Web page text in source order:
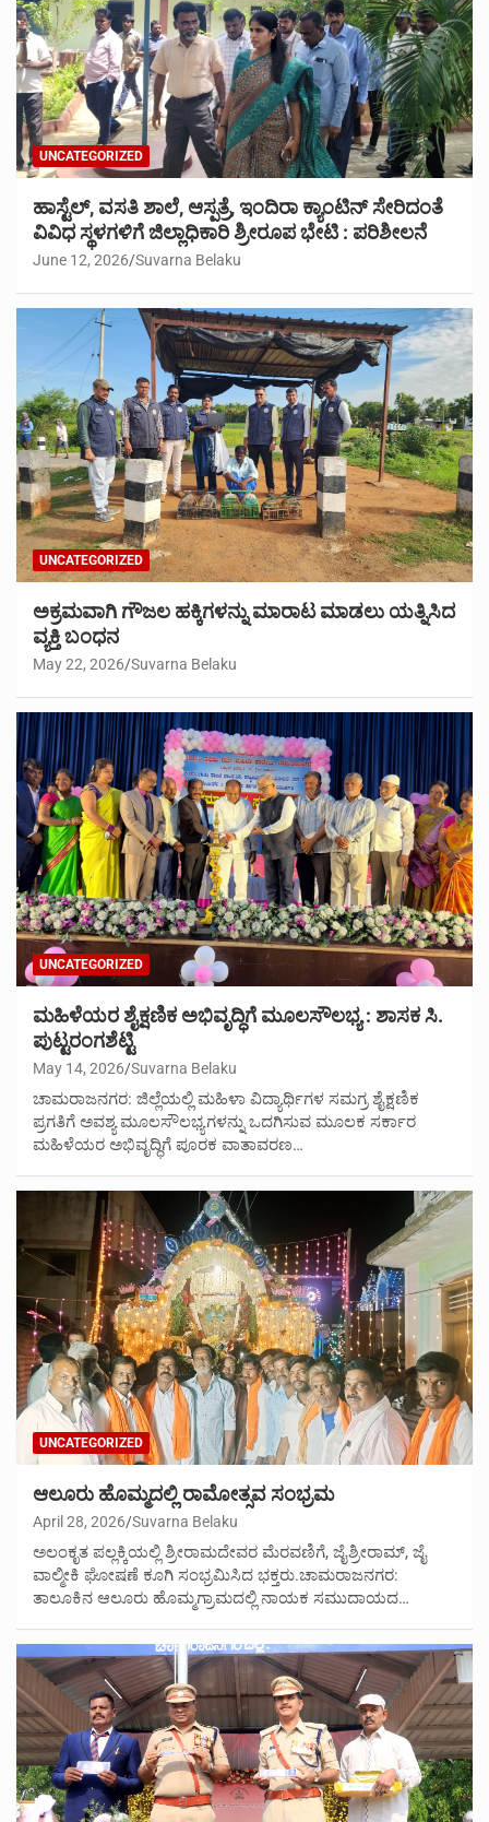
UNCATEGORIZED
ಹಾಸ್ಟೆಲ್, ವಸತಿ ಶಾಲೆ, ಆಸ್ಪತ್ರೆ, ಇಂದಿರಾ ಕ್ಯಾಂಟಿನ್ ಸೇರಿದಂತೆ
ವಿವಿಧ ಸ್ಥಳಗಳಿಗೆ ಜಿಲ್ಲಾಧಿಕಾರಿ ಶ್ರೀರೂಪ ಭೇಟಿ : ಪರಿಶೀಲನೆ
June 12, 2026 Suvarna Belaku
UNCATEGORIZED
ಅಕ್ರಮವಾಗಿ ಗೌಜಲ ಹಕ್ಕಿಗಳನ್ನು ಮಾರಾಟ ಮಾಡಲು ಯತ್ನಿಸಿದ
ವ್ಯಕ್ತಿ ಬಂಧನ
May 22, 2026 Suvarna Belaku
UNCATEGORIZED
ಮಹಿಳೆಯರ ಶೈಕ್ಷಣಿಕ ಅಭಿವೃದ್ಧಿಗೆ ಮೂಲಸೌಲಭ್ಯ : ಶಾಸಕ ಸಿ.
ಪುಟ್ಟರಂಗಶೆಟ್ಟಿ
May 14, 2026 Suvarna Belaku
ಚಾಮರಾಜನಗರ: ಜಿಲ್ಲೆಯಲ್ಲಿ ಮಹಿಳಾ ವಿದ್ಯಾರ್ಥಿಗಳ ಸಮಗ್ರ ಶೈಕ್ಷಣಿಕ
ಪ್ರಗತಿಗೆ ಅವಶ್ಯ ಮೂಲಸೌಲಭ್ಯಗಳನ್ನು ಒದಗಿಸುವ ಮೂಲಕ ಸರ್ಕಾರ
ಮಹಿಳೆಯರ ಅಭಿವೃದ್ಧಿಗೆ ಪೂರಕ ವಾತಾವರಣ…
UNCATEGORIZED
ಆಲೂರು ಹೊಮ್ಮದಲ್ಲಿ ರಾಮೋತ್ಸವ ಸಂಭ್ರಮ
April 28, 2026 Suvarna Belaku
ಅಲಂಕೃತ ಪಲ್ಲಕ್ಕಿಯಲ್ಲಿ ಶ್ರೀರಾಮದೇವರ ಮೆರವಣಿಗೆ, ಜೈಶ್ರೀರಾಮ್, ಜೈ
ವಾಲ್ಮೀಕಿ ಘೋಷಣೆ ಕೂಗಿ ಸಂಭ್ರಮಿಸಿದ ಭಕ್ತರು.ಚಾಮರಾಜನಗರ:
ತಾಲೂಕಿನ ಆಲೂರು ಹೊಮ್ಮಗ್ರಾಮದಲ್ಲಿ ನಾಯಕ ಸಮುದಾಯದ…